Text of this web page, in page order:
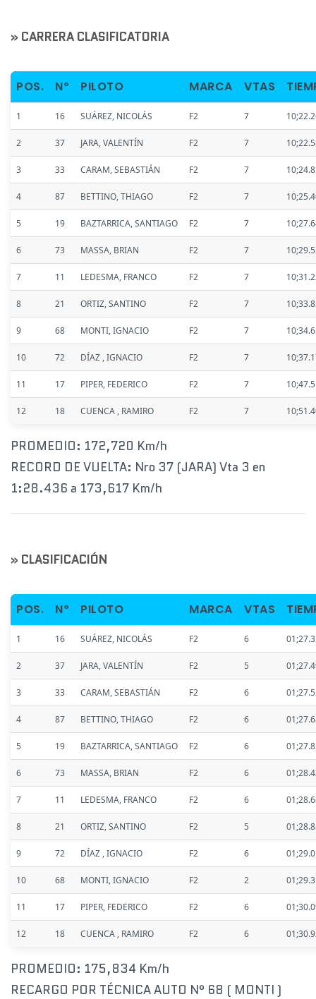
» CARRERA CLASIFICATORIA
POS. Nº PILOTO MARCA VTAS
1 16 SUÁREZ, NICOLÁS F2 7
2 37 JARA, VALENTÍN F2 7
3 33 CARAM, SEBASTIÁN F2 7
4 87 BETTINO, THIAGO F2 7
5 19 BAZTARRICA, SANTIAGO F2 7
6 73 MASSA, BRIAN F2 7
7 11 LEDESMA, FRANCO F2 7
8 21 ORTIZ, SANTINO F2 7
9 68 MONTI, IGNACIO F2 7
10 72 DÍAZ , IGNACIO F2 7
11 17 PIPER, FEDERICO F2 7
12 18 CUENCA , RAMIRO F2 7
PROMEDIO: 172,720 Km/h
RECORD DE VUELTA: Nro 37 (JARA) Vta 3 en
1:28.436 a 173,617 Km/h
» CLASIFICACIÓN
POS. Nº PILOTO MARCA VTAS
1 16 SUÁREZ, NICOLÁS F2 6
2 37 JARA, VALENTÍN F2 5
3 33 CARAM, SEBASTIÁN F2 6
4 87 BETTINO, THIAGO F2 6
5 19 BAZTARRICA, SANTIAGO F2 6
6 73 MASSA, BRIAN F2 6
7 11 LEDESMA, FRANCO F2 6
8 21 ORTIZ, SANTINO F2 5
9 72 DÍAZ , IGNACIO F2 6
10 68 MONTI, IGNACIO F2 2
11 17 PIPER, FEDERICO F2 6
12 18 CUENCA , RAMIRO F2 6
PROMEDIO: 175,834 Km/h
RECARGO POR TÉCNICA AUTO N° 68 ( MONTI )